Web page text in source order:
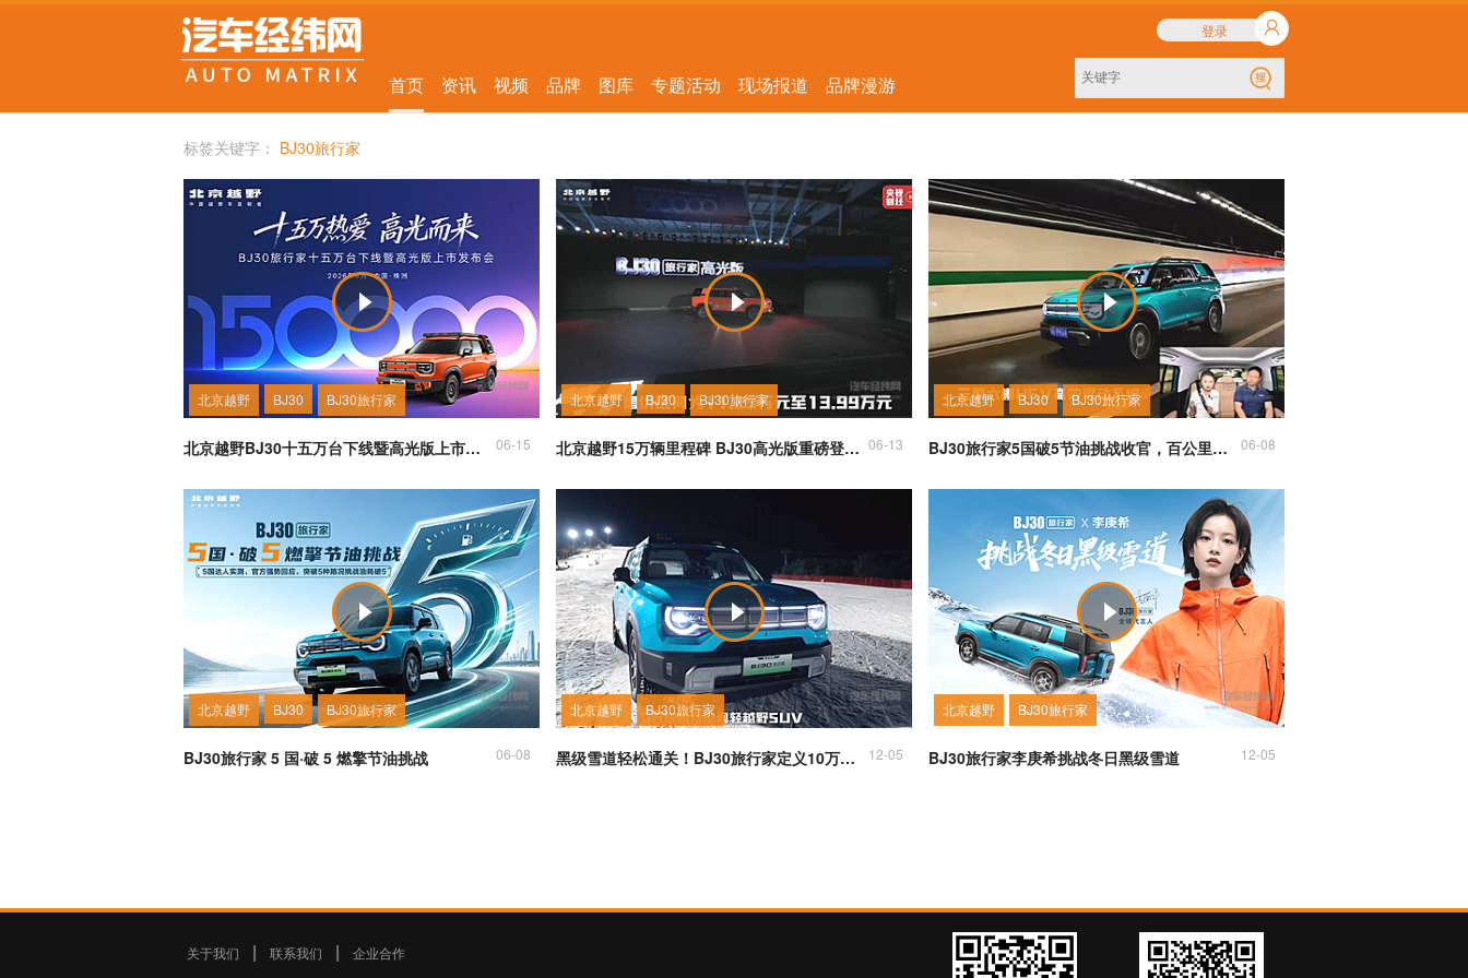
首页 资讯 视频 品牌 图库 专题活动 现场报道 品牌漫游
登录
标签关键字： BJ30旅行家
北京越野 BJ30 BJ30旅行家
北京越野BJ30十五万台下线暨高光版上市直播 06-15
北京越野 BJ30 BJ30旅行家
北京越野15万辆里程碑 BJ30高光版重磅登场！ 06-13
北京越野 BJ30 BJ30旅行家
BJ30旅行家5国破5节油挑战收官，百公里油耗跌破5L树立SUV新标杆 06-08
北京越野 BJ30 BJ30旅行家
BJ30旅行家 5 国·破 5 燃擎节油挑战 06-08
北京越野 BJ30旅行家
黑级雪道轻松通关！BJ30旅行家定义10万级轻越野新标杆！ 12-05
北京越野 BJ30旅行家
BJ30旅行家李庚希挑战冬日黑级雪道 12-05
关于我们 联系我们
企业合作